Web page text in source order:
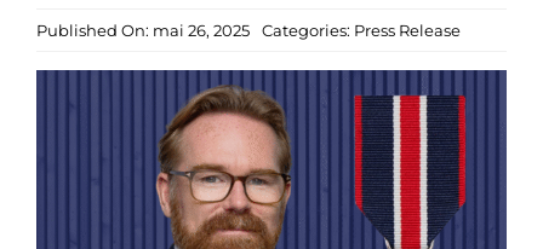
Published On: mai 26, 2025 Categories: Press Release